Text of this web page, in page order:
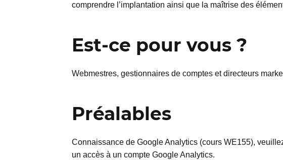
comprendre l’implantation ainsi que la maîtrise des
Est-ce pour vous ?
Webmestres, gestionnaires de comptes et directeurs
Préalables
Connaissance de Google Analytics (cours WE155),
un accès à un compte Google Analytics.